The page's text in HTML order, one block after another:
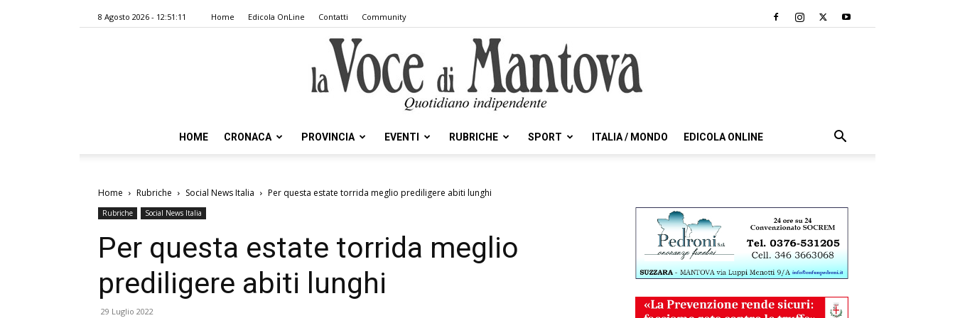
8 Agosto 2026 - 12:51:11 Home Edicola OnLine Contatti Community
Voce
HOME CRONACA PROVINCIA EVENTI RUBRICHE SPORT ITALIA / MONDO EDICOLA ONLINE
Home Rubriche Social News Italia Per questa estate torrida meglio prediligere abiti lunghi
Rubriche Social News Italia
Per questa estate torrida meglio
prediligere abiti lunghi
29 Luglio 2022